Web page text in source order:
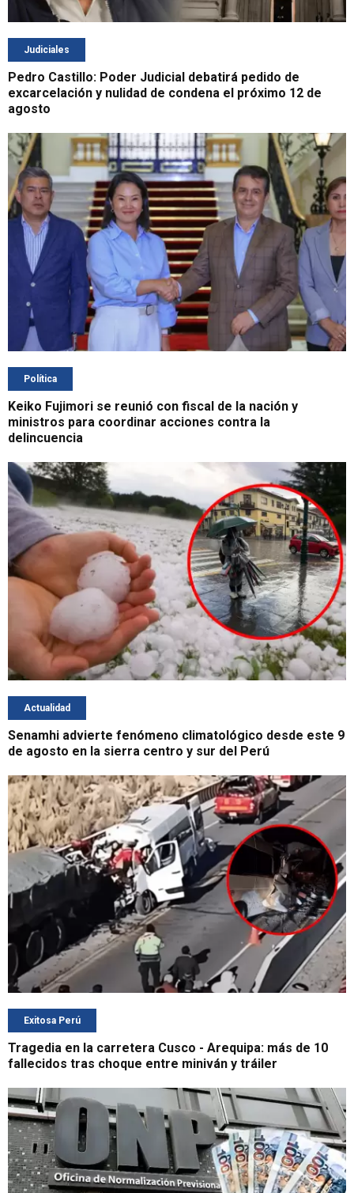
Judiciales
Pedro Castillo: Poder Judicial debatirá pedido de
excarcelación y nulidad de condena el próximo 12 de
agosto
Política
Keiko Fujimori se reunió con fiscal de la nación y
ministros para coordinar acciones contra la
delincuencia
Actualidad
Senamhi advierte fenómeno climatológico desde este 9
de agosto en la sierra centro y sur del Perú
Exitosa Perú
Tragedia en la carretera Cusco - Arequipa: más de 10
fallecidos tras choque entre miniván y tráiler